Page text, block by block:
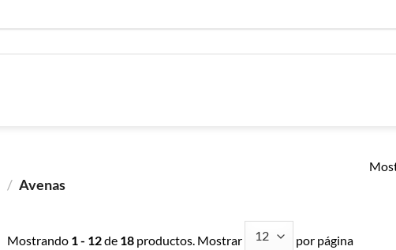
/ Avenas
Mostrando 1 - 12de 18 productos. Mostrar por página